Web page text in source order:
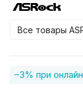
Все товары
–3% при